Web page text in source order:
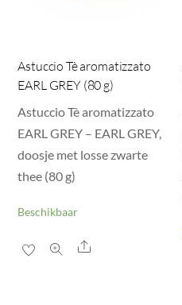
Astuccio Tè aromatizzato
EARL GREY (80 g)
Astuccio Tè aromatizzato
EARL GREY – EARL GREY,
doosje met losse zwarte
thee (80 g)
Beschikbaar
Share